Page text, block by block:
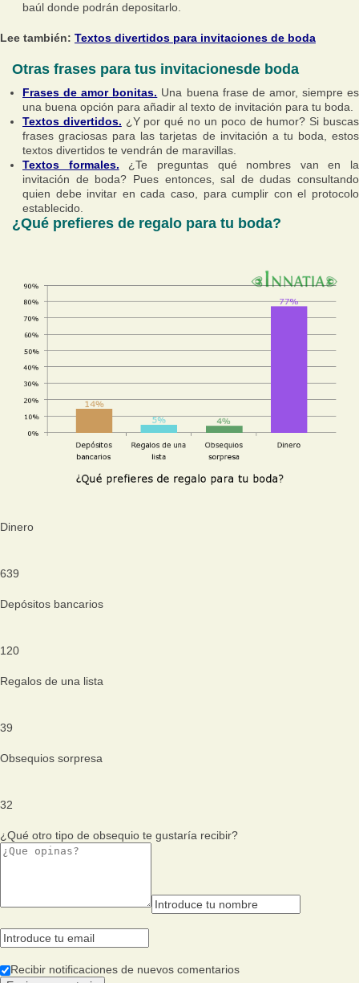
baúl donde podrán depositarlo.
Lee también: Textos divertidos para invitaciones de boda
Otras frases para tus invitacionesde boda
Frases de amor bonitas. Una buena frase de amor, siempre es
una buena opción para añadir al texto de invitación para tu boda.
Textos divertidos. ¿Y por qué no un poco de humor? Si buscas
frases graciosas para las tarjetas de invitación a tu boda, estos
textos divertidos te vendrán de maravillas.
Textos formales. ¿Te preguntas qué nombres van en la
invitación de boda? Pues entonces, sal de dudas consultando
quien debe invitar en cada caso, para cumplir con el protocolo
establecido.
¿Qué prefieres de regalo para tu boda?
Dinero
639
Depósitos bancarios
120
Regalos de una lista
39
Obsequios sorpresa
32
¿Qué otro tipo de obsequio te gustaría recibir?
Recibir notificaciones de nuevos comentarios